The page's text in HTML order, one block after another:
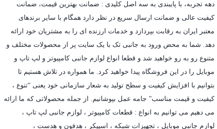
دهه تجربه، با پایبندی به سه اصل کلیدی : ضمانت بهترین قیمت، ضمانت
کیفیت عالی و ضمانت ارسال سریع در نظر دارد همگام با سایر برندهای
معتبر ایران به رقابت بپردازد و خدمات ارزنده ای را به مشتریان خود ارائه
دهد. شما به محض ورود به جانبی تک با یک سایت پر از محصولات مختلف و
متنوع رو به رو خواهید شد و قطعا انواع لوازم جانبی کامپیوتر و لپ تاپ و
موبایل را در این فروشگاه پیدا خواهید کرد. ما همواره در تلاش هستیم تا
بتوانیم با افزایش کیفیت و سطح تولید به شعار سازمانی خود یعنی “تنوع ،
کیفیت و قیمت مناسب” جامه عمل بپوشانیم. از جمله محصولاتی که ما ارائه
می دهیم می توانیم به انواع : قطعات کامپیوتر ، لوازم جانبی لپ تاپ ،
لوازم جانبی موبایل ، تجهیزات شبکه ، اسپیکر ، هدفون و هدست ،